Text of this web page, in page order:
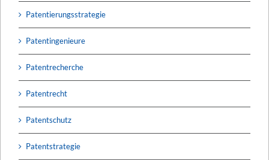
Patentierungsstrategie
Patentingenieure
Patentrecherche
Patentrecht
Patentschutz
Patentstrategie